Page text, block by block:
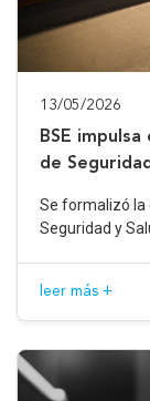
13/05/2026
BSE
de
Se formalizó la
Seguridad y
leer más +